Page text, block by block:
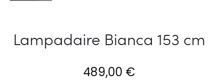
Lampadaire Bianca 153 cm
489,00 €